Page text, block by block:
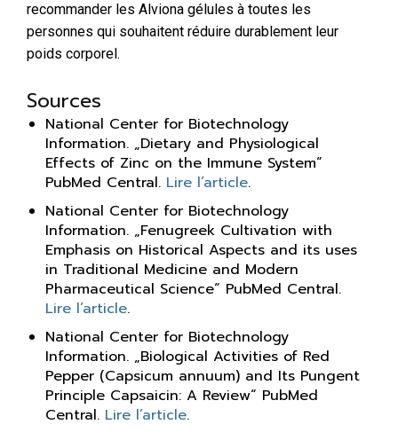
recommander les Alviona gélules à toutes les
personnes qui souhaitent réduire durablement leur
poids corporel.
Sources
National Center for Biotechnology
Information. „Dietary and Physiological
Effects of Zinc on the Immune System“
PubMed Central. Lire l’article.
National Center for Biotechnology
Information. „Fenugreek Cultivation with
Emphasis on Historical Aspects and its uses
in Traditional Medicine and Modern
Pharmaceutical Science“ PubMed Central.
Lire l’article.
National Center for Biotechnology
Information. „Biological Activities of Red
Pepper (Capsicum annuum) and Its Pungent
Principle Capsaicin: A Review“ PubMed
Central. Lire l’article.